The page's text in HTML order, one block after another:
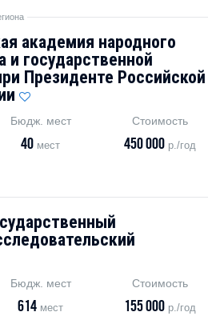
академия народного
и государственной
Президенте Российской
Бюдж. мест
40 мест
Стоимость
450 000 р./год
Бюдж. мест
614 мест
Стоимость
155 000 р./год